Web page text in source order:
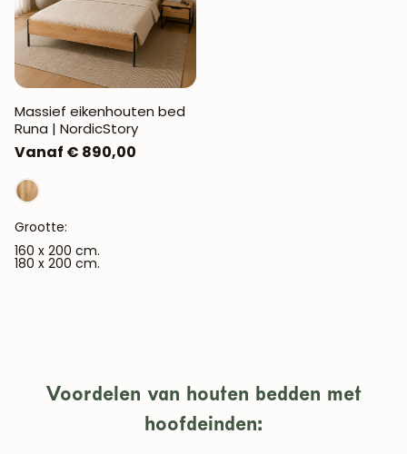
Massief eikenhouten bed
Runa | NordicStory
Normale
prijs
Vanaf € 890,00
Grootte:
160 x 200 cm.
180 x 200 cm.
Voordelen van houten bedden met
hoofdeinden: